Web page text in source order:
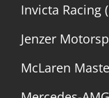
Invicta Racing
Jenzer
McLaren